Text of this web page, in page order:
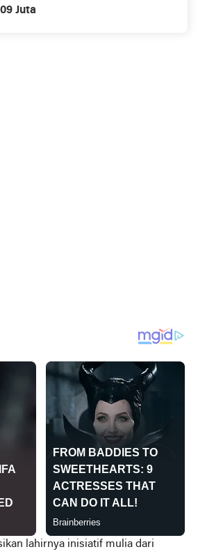
Juta
lahirnya inisiatif mulia dari